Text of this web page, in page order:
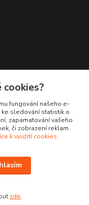
cookies?
fungování našeho e-
sledování statistik o
zapamatování vašeho
či zobrazení reklam
k využití cookies
zde.